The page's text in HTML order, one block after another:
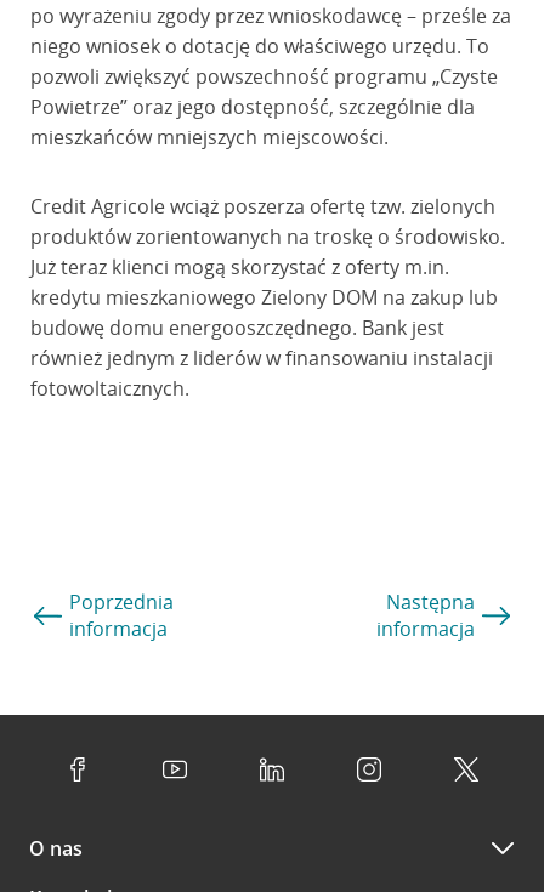
po wyrażeniu zgody przez wnioskodawcę – prześle za
niego wniosek o dotację do właściwego urzędu. To
pozwoli zwiększyć powszechność programu „Czyste
Powietrze” oraz jego dostępność, szczególnie dla
mieszkańców mniejszych miejscowości.
Credit Agricole wciąż poszerza ofertę tzw. zielonych
produktów zorientowanych na troskę o środowisko.
Już teraz klienci mogą skorzystać z oferty m.in.
kredytu mieszkaniowego Zielony DOM na zakup lub
budowę domu energooszczędnego. Bank jest
również jednym z liderów w finansowaniu instalacji
fotowoltaicznych.
Poprzednia
informacja
Następna
informacja
O nas